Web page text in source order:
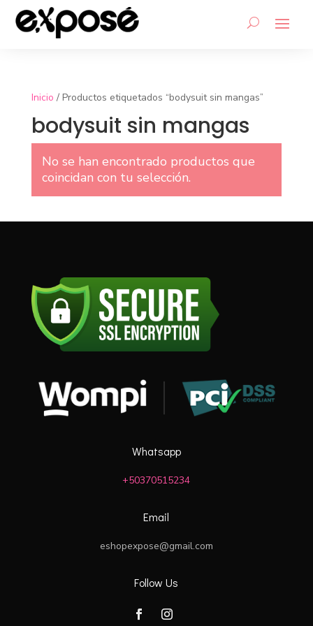
Inicio / Productos etiquetados “bodysuit sin mangas”
bodysuit sin mangas
No se han encontrado productos que
coincidan con tu selección.
Whatsapp
+50370515234
Email
eshopexpose@gmail.com
Follow Us